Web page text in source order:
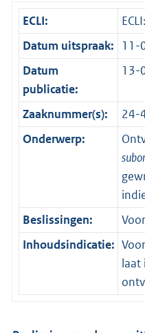
ECLI:
Datum uitspraak:
11-
Datum
publicatie:
13-
Zaaknummer(s):
24-
Onderwerp:
Beslissingen:
Inhoudsindicatie:
laat